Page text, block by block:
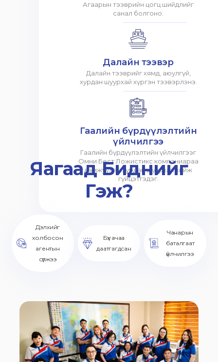
Агаарын тээврийн цогц шийдлийг
санал болгоно.
Далайн тээвэр
Далайн тээврийг хямд, аюулгүй,
хурдан шуурхай хүргэн тээвэрлэнэ.
Гаалийн бүрдүүлэлтийн
үйлчилгээ
Гаалийн бүрдүүлэлтийн үйлчилгээг
Омни Бест Ложистикс компаниараа
дамжуулан хурдан шуурхай хийж
гүйцэтгэдэг.
Яагаад Биднийг
Гэж?
Дэлхийг
холбосон
агентын
сүлжээ
Бүх ачаа
даатгагдсан
Чанарын
баталгаат
үйлчилгээ